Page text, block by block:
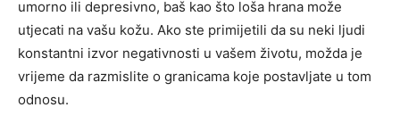
umorno ili depresivno, baš kao što loša hrana može
utjecati na vašu kožu. Ako ste primijetili da su neki ljudi
konstantni izvor negativnosti u vašem životu, možda je
vrijeme da razmislite o granicama koje postavljate u tom
odnosu.